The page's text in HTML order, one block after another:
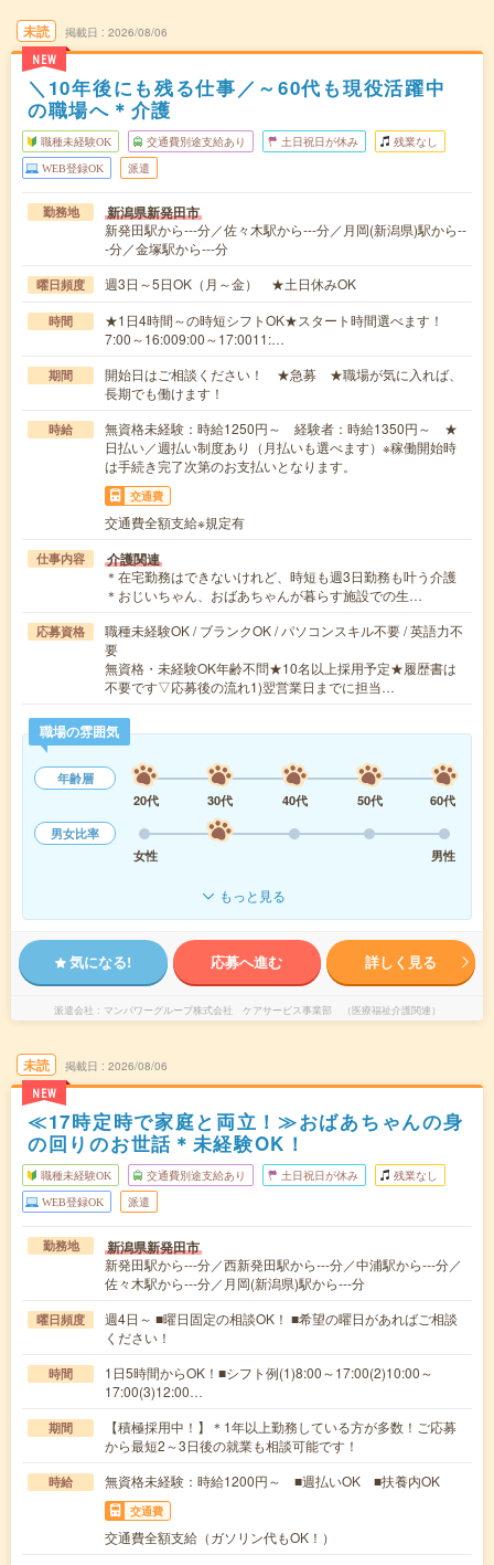
未読
NEW
掲載日 2026/08/06
＼10年後にも残る仕事／～60代も現役活躍中
の職場へ＊介護
職種未経験OK 交通費別途支給あり 土日祝日が休み 残業なし
WEB登録OK 派遣
勤務地 新潟県新発田市
新発田駅から---分／佐々木駅から---分／月岡(新潟県)駅から--
-分／金塚駅から---分
曜日頻度 週3日～5日OK（月～金） ★土日休みOK
時間
★1日4時間～の時短シフトOK★スタート時間選べます！
7:00～16:009:00～17:0011:…
期間
開始日はご相談ください！ ★急募 ★職場が気に入れば、
長期でも働けます！
時給
無資格未経験：時給1250円～ 経験者：時給1350円～ ★
日払い／週払い制度あり（月払いも選べます）※稼働開始時
は手続き完了次第のお支払いとなります。
交通費
交通費全額支給※規定有
仕事内容 介護関連
＊在宅勤務はできないけれど、時短も週3日勤務も叶う介護
＊おじいちゃん、おばあちゃんが暮らす施設での生…
応募資格
職種未経験OK / ブランクOK / パソコンスキル不要 / 英語力不
要
無資格・未経験OK年齢不問★10名以上採用予定★履歴書は
不要です▽応募後の流れ1)翌営業日までに担当…
職場の雰囲気
年齢層
20代
30代 40代 50代
60代
男女比率
女性
男性
もっと見る
気になる! 応募へ進む 詳しく見る
派遣会社 マンパワーグループ株式会社 ケアサービス事業部 （医療福祉介護関連）
未読
NEW
掲載日 2026/08/06
≪17時定時で家庭と両立！≫おばあちゃんの身
の回りのお世話＊未経験OK！
職種未経験OK 交通費別途支給あり 土日祝日が休み 残業なし
WEB登録OK 派遣
勤務地 新潟県新発田市
新発田駅から---分／西新発田駅から---分／中浦駅から---分／
佐々木駅から---分／月岡(新潟県)駅から---分
曜日頻度
週4日～ ■曜日固定の相談OK！ ■希望の曜日があればご相談
ください！
時間
1日5時間からOK！■シフト例(1)8:00～17:00(2)10:00～
17:00(3)12:00…
期間
【積極採用中！】＊1年以上勤務している方が多数！ご応募
から最短2～3日後の就業も相談可能です！
時給 無資格未経験：時給1200円～ ■週払いOK ■扶養内OK
交通費
交通費全額支給（ガソリン代もOK！）